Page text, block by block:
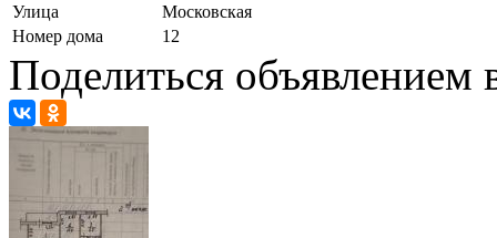
Улица
Московская
Номер дома
12
Поделиться объявлением